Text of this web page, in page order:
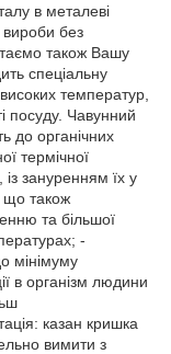
в металеві
вироби без
також Вашу
спеціальну
температур,
посуду. Чавунний
до органічних
термічної
зануренням їх у
що також
та більшої
-
мінімуму
в організм людини
казан кришка
вимити з